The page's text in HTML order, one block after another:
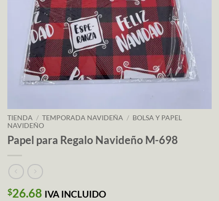
TIENDA / TEMPORADA NAVIDEÑA / BOLSA Y PAPEL
NAVIDEÑO
Papel para Regalo Navideño M-698
$26.68 IVA INCLUIDO